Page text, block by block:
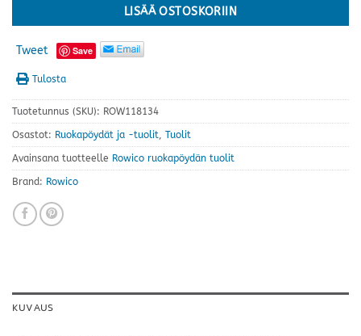
LISÄÄ OSTOSKORIIN
Tweet Save
Tulosta
Tuotetunnus (SKU): ROW118134
Osastot: Ruokapöydät ja -tuolit Tuolit
Avainsana tuotteelle Rowico ruokapöydän tuolit
Brand: Rowico
KUVAUS